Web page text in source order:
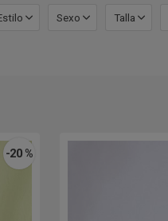
Sexo Talla
-20 %